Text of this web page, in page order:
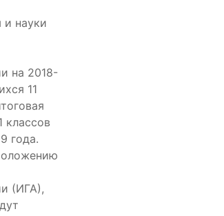
и науки
на 2018-
11
классов
года.
(ИГА),